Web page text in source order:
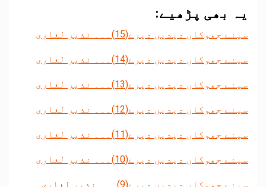
یہ بھی پڑھیے:
سینے جھوکاں دیدیں دیرے(15)۔۔۔ نذیر لغاری
سینے جھوکاں دیدیں دیرے(14)۔۔۔ نذیر لغاری
سینے جھوکاں دیدیں دیرے(13)۔۔۔ نذیر لغاری
سینے جھوکاں دیدیں دیرے(12)۔۔۔ نذیر لغاری
سینے جھوکاں دیدیں دیرے(11)۔۔۔ نذیر لغاری
سینے جھوکاں دیدیں دیرے(10)۔۔۔ نذیر لغاری
سینے جھوکاں دیدیں دیرے(9)۔۔۔ نذیر لغاری